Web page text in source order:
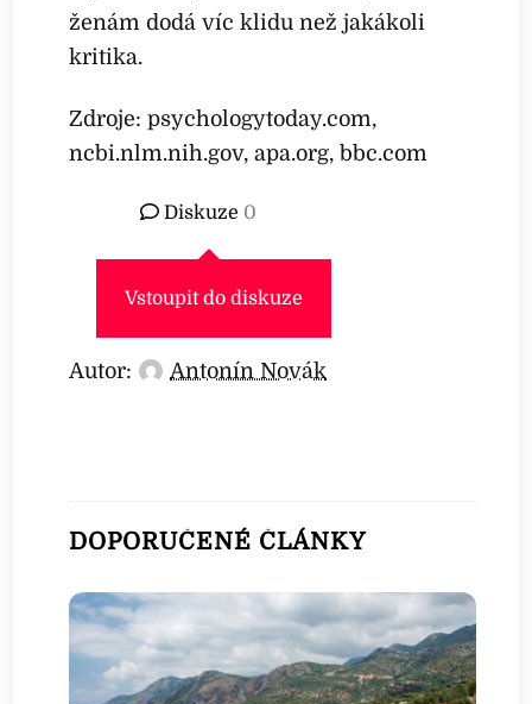
ženám dodá víc klidu než jakákoli
kritika.
Zdroje: psychologytoday.com,
ncbi.nlm.nih.gov, apa.org, bbc.com
Diskuze 0
Vstoupit do diskuze
Autor: Antonín Novák
DOPORUČENÉ ČLÁNKY